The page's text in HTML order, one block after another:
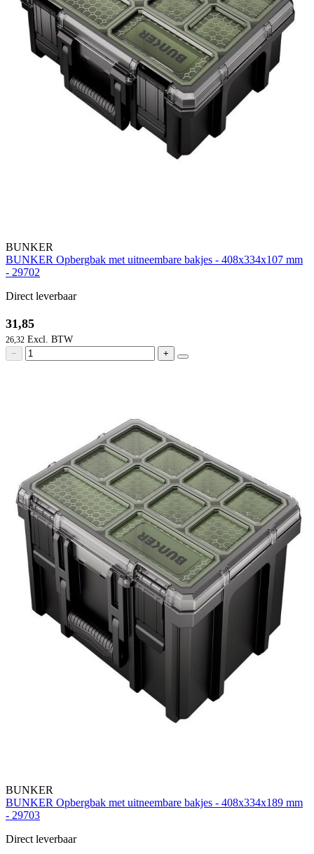
BUNKER
BUNKER Opbergbak met uitneembare bakjes - 408x334x107 mm
- 29702
Direct leverbaar
31,85
26,32
− +
BUNKER
BUNKER Opbergbak met uitneembare bakjes - 408x334x189 mm
- 29703
Direct leverbaar